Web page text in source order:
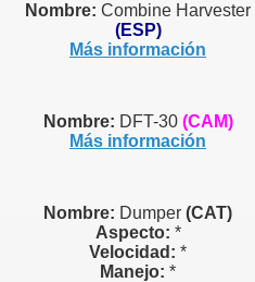
Nombre: Combine Harvester
(ESP)
Más información
Nombre: DFT-30 (CAM)
Más información
Nombre: Dumper (CAT)
Aspecto: *
Velocidad: *
Manejo: *